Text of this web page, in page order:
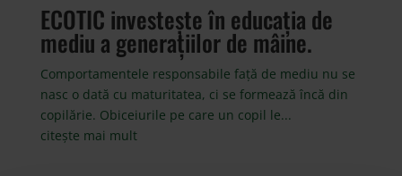
ECOTIC investește în educația de
mediu a generațiilor de mâine.
Comportamentele responsabile față de mediu nu se
nasc o dată cu maturitatea, ci se formează încă din
copilărie. Obiceiurile pe care un copil le...
citește mai mult